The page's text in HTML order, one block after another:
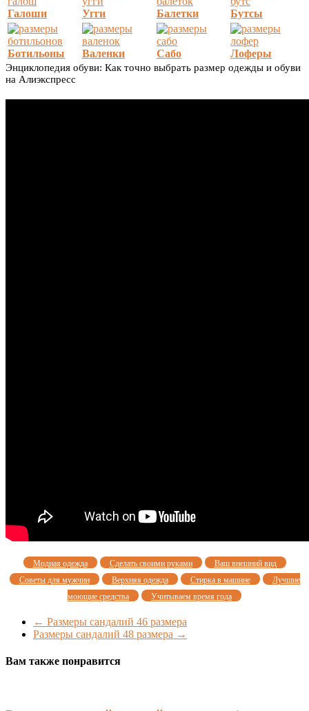
Галоши Угги Балетки Бутсы
Ботильоны Валенки Сабо Лоферы
Энциклопедия обуви: Как точно выбрать размер одежды и обуви
на Алиэкспресс
Модная одежда Сделать своими руками
Ваш внешний вид
Советы для мужчин
Верхняя одежда Стирка в машине
Лучшие
моющие средства
Учитываем время года
← Размеры сандалий 46 размера
Размеры сандалий 48 размера →
Вам также понравится